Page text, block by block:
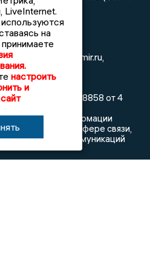
А.
666916
info@newsvladimir.ru,
Эл № ФС77-78858 от 4
из реестра
массовой информации
по надзору в сфере связи,
и массовых коммуникаций
LiveInternet.
на
настроить
и